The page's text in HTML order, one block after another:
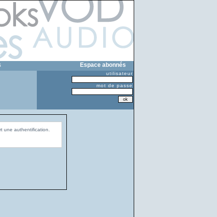
Espace abonnés
utilisateur
mot de passe
une authentification.